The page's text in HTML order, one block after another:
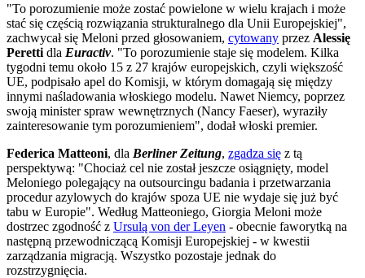
"To porozumienie może zostać powielone w wielu krajach i może
stać się częścią rozwiązania strukturalnego dla Unii Europejskiej",
zachwycał się Meloni przed głosowaniem, cytowany przez Alessię
Peretti dla Euractiv. "To porozumienie staje się modelem. Kilka
tygodni temu około 15 z 27 krajów europejskich, czyli większość
UE, podpisało apel do Komisji, w którym domagają się między
innymi naśladowania włoskiego modelu. Nawet Niemcy, poprzez
swoją minister spraw wewnętrznych (Nancy Faeser), wyraziły
zainteresowanie tym porozumieniem", dodał włoski premier.
Federica Matteoni, dla Berliner Zeitung, zgadza się z tą
perspektywą: "Chociaż cel nie został jeszcze osiągnięty, model
Meloniego polegający na outsourcingu badania i przetwarzania
procedur azylowych do krajów spoza UE nie wydaje się już być
tabu w Europie". Według Matteoniego, Giorgia Meloni może
dostrzec zgodność z Ursulą von der Leyen - obecnie faworytką na
następną przewodniczącą Komisji Europejskiej - w kwestii
zarządzania migracją. Wszystko pozostaje jednak do
rozstrzygnięcia.